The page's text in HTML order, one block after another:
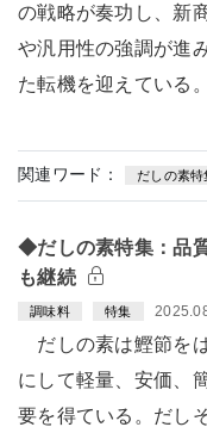
の戦略が奏功し、新
や汎用性の強調が進
た転機を迎えている。
関連ワード： だしの素特
◆だしの素特集：品
も継続
調味料 特集
だしの素は鰹節を
にして軽量、安価、
要を得ている。だし